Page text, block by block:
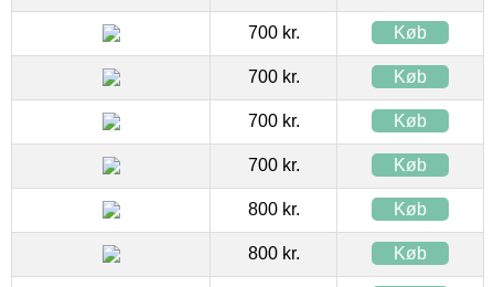
700 kr. Køb
700 kr. Køb
700 kr. Køb
700 kr. Køb
800 kr. Køb
800 kr. Køb